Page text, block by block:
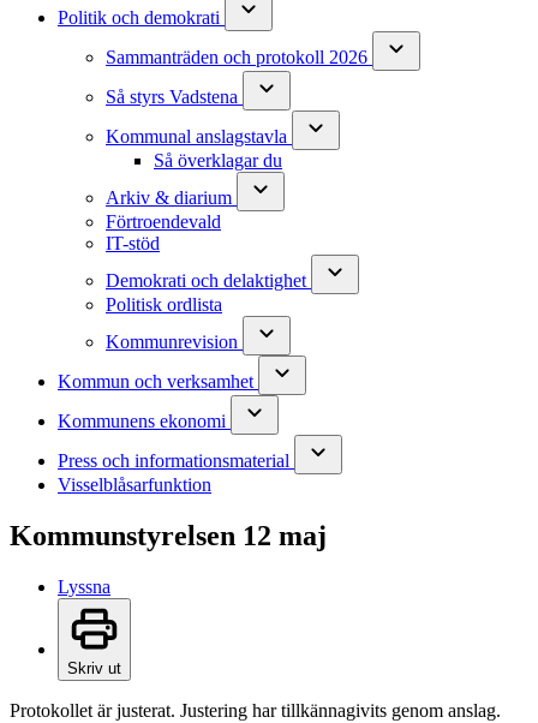
Politik och demokrati
Sammanträden och protokoll 2026
Så styrs Vadstena
Kommunal anslagstavla
Så överklagar du
Arkiv & diarium
Förtroendevald
IT-stöd
Demokrati och delaktighet
Politisk ordlista
Kommunrevision
Kommun och verksamhet
Kommunens ekonomi
Press och informationsmaterial
Visselblåsarfunktion
Kommunstyrelsen 12 maj
Lyssna
Skriv ut
Protokollet är justerat. Justering har tillkännagivits genom anslag.